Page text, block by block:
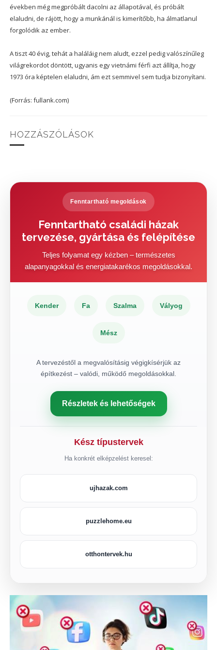
években még megpróbált dacolni az állapotával, és próbált
elaludni, de rájött, hogy a munkánál is kimerítőbb, ha álmatlanul
forgolódik az ember.
A tiszt 40 évig, tehát a haláláig nem aludt, ezzel pedig valószínűleg
világrekordot döntött, ugyanis egy vietnámi férfi azt állítja, hogy
1973 óra képtelen elaludni, ám ezt semmivel sem tudja bizonyítani.
(Forrás: fullank.com)
HOZZÁSZÓLÁSOK
Fenntartható megoldások
Fenntartható családi házak
tervezése, gyártása és felépítése
Teljes folyamat egy kézben – természetes
alapanyagokkal és energiatakarékos megoldásokkal.
Kender Fa Szalma Vályog
Mész
A tervezéstől a megvalósításig végigkísérjük az
építkezést – valódi, működő megoldásokkal.
Részletek és lehetőségek
Kész típustervek
Ha konkrét elképzelést keresel:
ujhazak.com
puzzlehome.eu
otthontervek.hu